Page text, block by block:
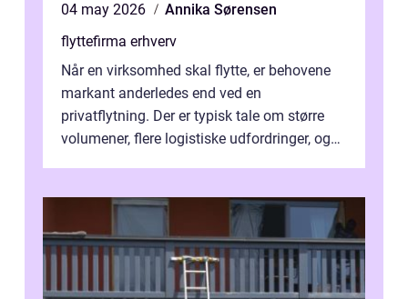
04 may 2026
Annika Sørensen
flyttefirma erhverv
Når en virksomhed skal flytte, er behovene
markant anderledes end ved en
privatflytning. Der er typisk tale om større
volumener, flere logistiske udfordringer, og